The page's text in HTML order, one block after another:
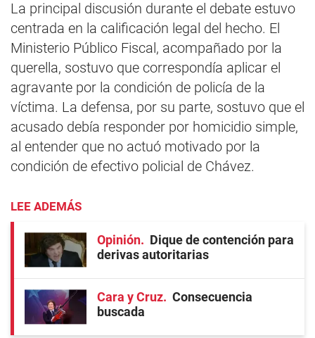
La principal discusión durante el debate estuvo
centrada en la calificación legal del hecho. El
Ministerio Público Fiscal, acompañado por la
querella, sostuvo que correspondía aplicar el
agravante por la condición de policía de la
víctima. La defensa, por su parte, sostuvo que el
acusado debía responder por homicidio simple,
al entender que no actuó motivado por la
condición de efectivo policial de Chávez.
LEE ADEMÁS
Opinión
Dique de contención para
derivas autoritarias
Cara y Cruz
Consecuencia
buscada